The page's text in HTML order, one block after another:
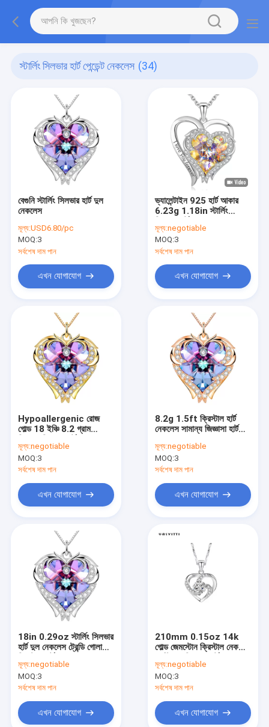
স্টার্লিং সিলভার হার্ট পেন্ডেন্ট নেকলেস (34)
বেগুনি স্টার্লিং সিলভার হার্ট দুল
নেকলেস
মূল্য:USD6.80/pc
MOQ:3
সর্বশেষ দাম পান
এখন যোগাযোগ
ভ্যালেন্টাইন 925 হার্ট আকার
6.23g 1.18in স্টার্লিং
এসজিএস
মূল্য:negotiable
MOQ:3
সর্বশেষ দাম পান
এখন যোগাযোগ
Hypoallergenic রোজ
গোল্ড 18 ইঞ্চি 8.2 গ্রাম
মূল্য:negotiable
MOQ:3
সর্বশেষ দাম পান
এখন যোগাযোগ
8.2g 1.5ft ক্রিস্টাল হার্ট
নেকলেস সামান্য জিজ্ঞাসা হার্ট
মূল্য:negotiable
MOQ:3
সর্বশেষ দাম পান
এখন যোগাযোগ
18in 0.29oz স্টার্লিং সিলভার
হার্ট দুল নেকলেস ট্রেন্ডি গোলাপী
মূল্য:negotiable
MOQ:3
সর্বশেষ দাম পান
এখন যোগাযোগ
210mm 0.15oz 14k
গোল্ড জেমস্টোন ক্রিস্টাল নেকলেস
ODM
মূল্য:negotiable
MOQ:3
সর্বশেষ দাম পান
এখন যোগাযোগ